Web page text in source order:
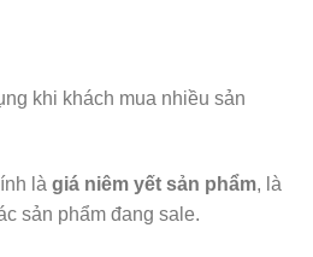
khi khách mua nhiều sản
là giá niêm yết sản phẩm, là
sản phẩm đang sale.